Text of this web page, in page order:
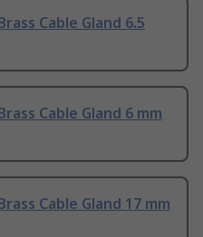
Cable Gland 6.5
Cable Gland 6 mm
Cable Gland 17 mm